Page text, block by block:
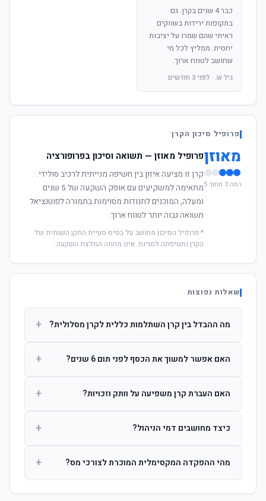
כבר 4 שנים בקרן. גם
בתקופות ירידות בשווקים
ראיתי שהם שמרו על יציבות
יחסית. ממליץ לכל מי
שחושב לטווח ארוך.
גיל ש. · לפני 3 חודשים
פרופיל סיכון הקרן
מאוזן
רמה 3 מתוך 5
פרופיל מאוזן — תשואה וסיכון בפרופורציה
קרן זו מציעה איזון בין חשיפה מנייתית לרכיב סולידי.
מתאימה למשקיעים עם אופק השקעה של 5 שנים
ומעלה, המוכנים לתנודות מסוימות בתמורה לפוטנציאל
תשואה גבוה יותר לטווח ארוך.
* פרופיל הסיכון מחושב על בסיס סטיית התקן השנתית של
הקרן וחשיפתה למניות. אינו מהווה המלצת השקעה.
שאלות נפוצות
מה ההבדל בין קרן השתלמות כללית לקרן מסלולית? +
ההשקעות. קרן מסלולית עוקבת אחרי מדד ספציפי ומאפשרת
האם אפשר למשוך את הכסף לפני תום 6 שנים? +
הרווחים. לאחר 6 שנים ניתן למשוך פטור ממס עד לתקרה
האם העברת קרן משפיעה על וותק וזכויות? +
החברות. הוותק ממשיך להיספר מיום ההפקדה הראשונה.
כיצד מחושבים דמי הניהול? +
ומתן על שיעורם בעת הצטרפות.
מהי ההפקדה המקסימלית המוכרת לצורכי מס? +